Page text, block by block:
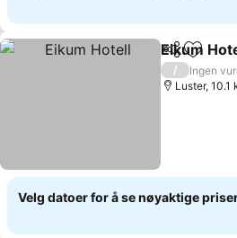
Del Legg
Eikum
/
Ingen
Luster, 10.1
Velg datoer for å se nøyaktige